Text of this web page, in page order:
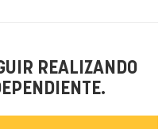
REALIZANDO